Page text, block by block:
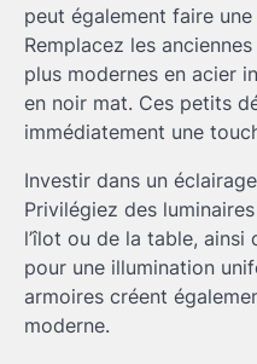
peut également faire
Remplacez les
plus modernes en acier
en noir mat. Ces petits
immédiatement une
Investir dans un
Privilégiez des
l’îlot ou de la table,
pour une illumination
armoires créent
moderne.